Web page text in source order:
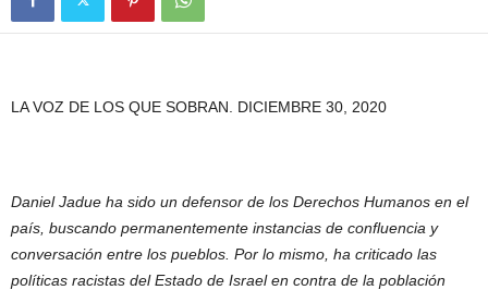
LA VOZ DE LOS QUE SOBRAN. DICIEMBRE 30, 2020
Daniel Jadue ha sido un defensor de los Derechos Humanos en el
país, buscando permanentemente instancias de confluencia y
conversación entre los pueblos. Por lo mismo, ha criticado las
políticas racistas del Estado de Israel en contra de la población